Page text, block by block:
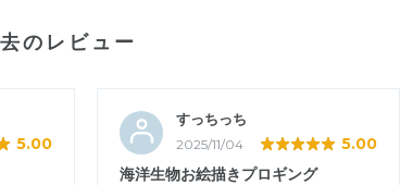
のレビュー
5.00
すっちっち
2025/11/04 5.00
海洋生物お絵描きプロギング